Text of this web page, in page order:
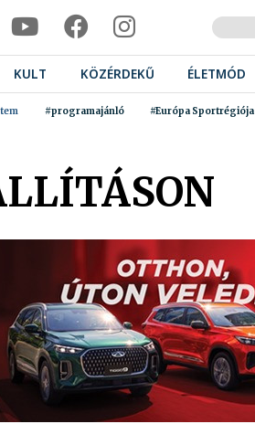
KULT KÖZÉRDEKŰ ÉLETMÓD
#programajánló #Európa Sportrégiója